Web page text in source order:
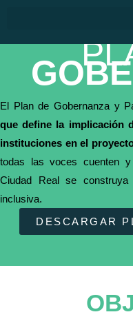
El Plan de Gobernanza y
que define la implicación
instituciones en el
todas las voces cuenten
Ciudad Real se
inclusiva.
DESCARGAR